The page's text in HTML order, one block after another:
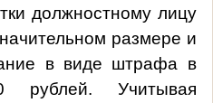
должностному лицу
размере и
в виде штрафа в
Учитывая